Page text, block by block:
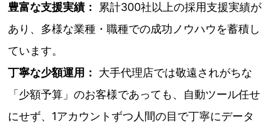
豊富な支援実績：
累計300社以上の採用支援実績が
あり、多様な業種・職種での成功ノウハウを蓄積し
ています。
丁寧な少額運用：
大手代理店では敬遠されがちな
「少額予算」のお客様であっても、自動ツール任せ
にせず、1アカウントずつ人間の目で丁寧にデータ